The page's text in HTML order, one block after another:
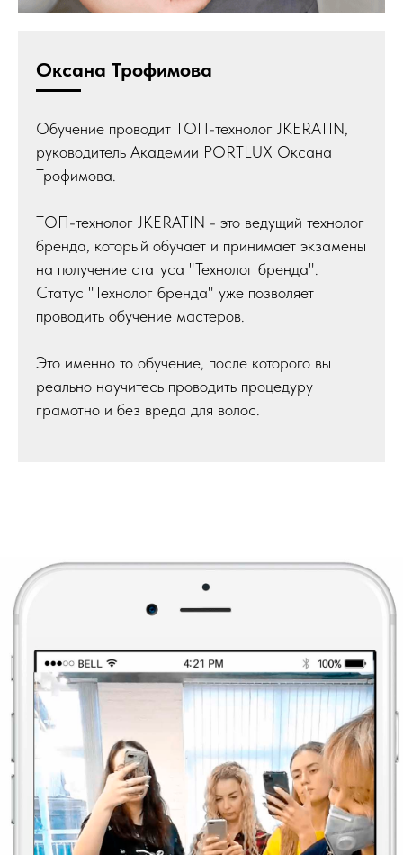
Оксана Трофимова
Обучение проводит ТОП-технолог JKERATIN,
руководитель Академии PORTLUX Оксана
Трофимова.
ТОП-технолог JKERATIN - это ведущий технолог
бренда, который обучает и принимает экзамены
на получение статуса "Технолог бренда".
Статус "Технолог бренда" уже позволяет
проводить обучение мастеров.
Это именно то обучение, после которого вы
реально научитесь проводить процедуру
грамотно и без вреда для волос.